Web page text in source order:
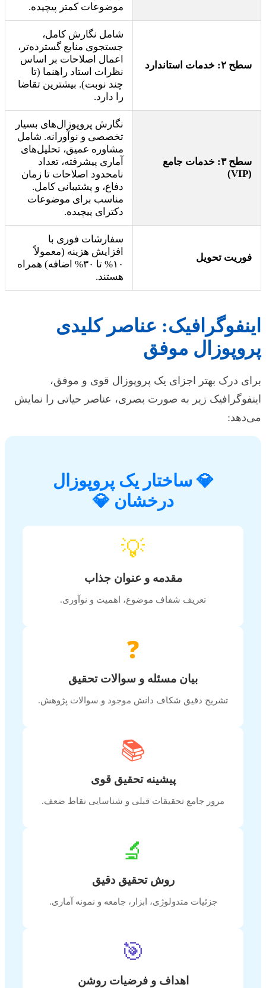
موضوعات کمتر پیچیده.
سطح ۲: خدمات استاندارد
شامل نگارش کامل،
جستجوی منابع گسترده‌تر،
اعمال اصلاحات بر اساس
نظرات استاد راهنما (تا
چند نوبت). بیشترین تقاضا
را دارد.
سطح ۳: خدمات جامع
(VIP)
نگارش پروپوزال‌های بسیار
تخصصی و نوآورانه. شامل
مشاوره عمیق، تحلیل‌های
آماری پیشرفته، تعداد
نامحدود اصلاحات تا زمان
دفاع، و پشتیبانی کامل.
مناسب برای موضوعات
دکترای پیچیده.
فوریت تحویل
سفارشات فوری با
افزایش هزینه (معمولاً
۱۰% تا ۳۰% اضافه) همراه
هستند.
اینفوگرافیک: عناصر کلیدی
پروپوزال موفق
برای درک بهتر اجزای یک پروپوزال قوی و موفق،
اینفوگرافیک زیر به صورت بصری، عناصر حیاتی را نمایش
می‌دهد:
💎 ساختار یک پروپوزال
درخشان 💎
💡
مقدمه و عنوان جذاب
تعریف شفاف موضوع، اهمیت و نوآوری.
❓
بیان مسئله و سوالات تحقیق
تشریح دقیق شکاف دانش موجود و سوالات پژوهش.
📚
پیشینه تحقیق قوی
مرور جامع تحقیقات قبلی و شناسایی نقاط ضعف.
🔬
روش تحقیق دقیق
جزئیات متدولوژی، ابزار، جامعه و نمونه آماری.
🎯
اهداف و فرضیات روشن